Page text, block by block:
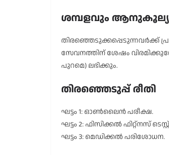
ശമ്പളവും
തിരഞ്ഞെടുക്കപ്പെടുന്നവർക്ക്
സേവനത്തിന് ശേഷം
പുറമെ) ലഭിക്കും.
തിരഞ്ഞെടുപ്പ് രീതി
ഘട്ടം 1: ഓൺലൈൻ പരീക്ഷ.
ഘട്ടം 2: ഫിസിക്കൽ ഫിറ്റ്നസ്
ഘട്ടം 3: മെഡിക്കൽ പരിശോധന.